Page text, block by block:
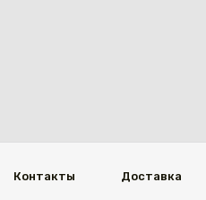
Контакты Доставка